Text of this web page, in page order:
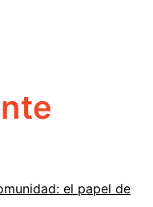
el papel de